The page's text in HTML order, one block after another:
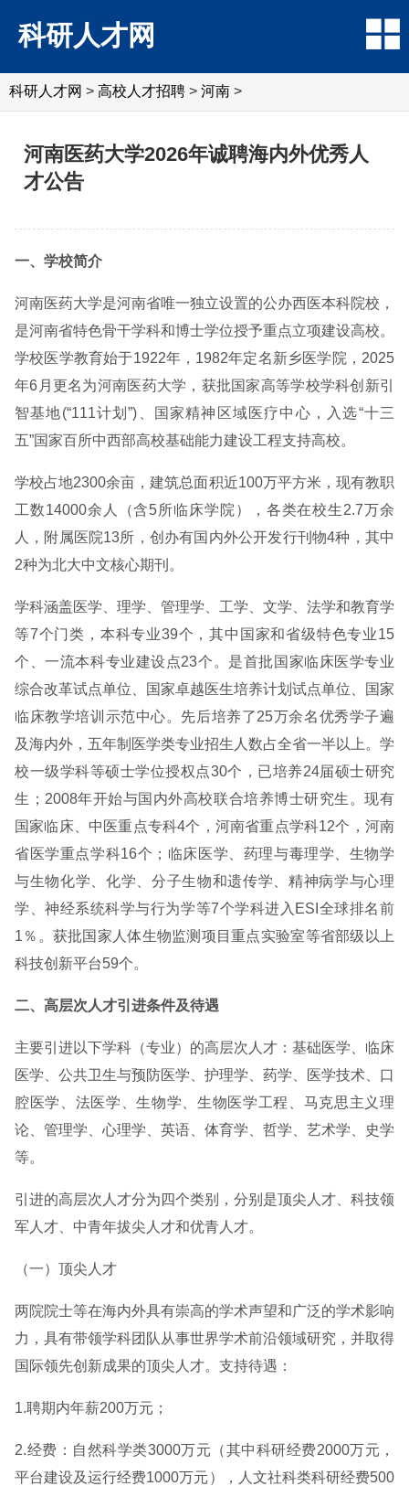
科研人才网
科研人才网 > 高校人才招聘 > 河南 >
河南医药大学2026年诚聘海内外优秀人
才公告
一、学校简介
河南医药大学是河南省唯一独立设置的公办西医本科院校，
是河南省特色骨干学科和博士学位授予重点立项建设高校。
学校医学教育始于1922年，1982年定名新乡医学院，2025
年6月更名为河南医药大学，获批国家高等学校学科创新引
智基地(“111计划”)、国家精神区域医疗中心，入选“十三
五”国家百所中西部高校基础能力建设工程支持高校。
学校占地2300余亩，建筑总面积近100万平方米，现有教职
工数14000余人（含5所临床学院），各类在校生2.7万余
人，附属医院13所，创办有国内外公开发行刊物4种，其中
2种为北大中文核心期刊。
学科涵盖医学、理学、管理学、工学、文学、法学和教育学
等7个门类，本科专业39个，其中国家和省级特色专业15
个、一流本科专业建设点23个。是首批国家临床医学专业
综合改革试点单位、国家卓越医生培养计划试点单位、国家
临床教学培训示范中心。先后培养了25万余名优秀学子遍
及海内外，五年制医学类专业招生人数占全省一半以上。学
校一级学科等硕士学位授权点30个，已培养24届硕士研究
生；2008年开始与国内外高校联合培养博士研究生。现有
国家临床、中医重点专科4个，河南省重点学科12个，河南
省医学重点学科16个；临床医学、药理与毒理学、生物学
与生物化学、化学、分子生物和遗传学、精神病学与心理
学、神经系统科学与行为学等7个学科进入ESI全球排名前
1％。获批国家人体生物监测项目重点实验室等省部级以上
科技创新平台59个。
二、高层次人才引进条件及待遇
主要引进以下学科（专业）的高层次人才：基础医学、临床
医学、公共卫生与预防医学、护理学、药学、医学技术、口
腔医学、法医学、生物学、生物医学工程、马克思主义理
论、管理学、心理学、英语、体育学、哲学、艺术学、史学
等。
引进的高层次人才分为四个类别，分别是顶尖人才、科技领
军人才、中青年拔尖人才和优青人才。
（一）顶尖人才
两院院士等在海内外具有崇高的学术声望和广泛的学术影响
力，具有带领学科团队从事世界学术前沿领域研究，并取得
国际领先创新成果的顶尖人才。支持待遇：
1.聘期内年薪200万元；
2.经费：自然科学类3000万元（其中科研经费2000万元，
平台建设及运行经费1000万元），人文社科类科研经费500